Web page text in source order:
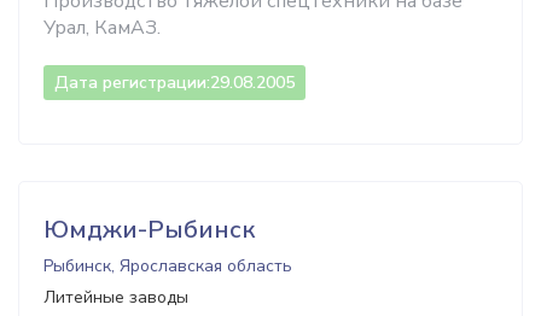
Урал, КамАЗ.
Дата регистрации:29.08.2005
Юмджи-Рыбинск
Рыбинск, Ярославская область
Литейные заводы